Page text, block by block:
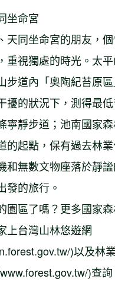
坐命宮
同坐命宮的朋友，個
重視獨處的時光。太
步道內「奧陶紀苔原
擾的狀況下，測得最
寧靜步道；池南國家
的起點，保有過去林
和無數文物座落於靜謐
發的旅行。
區了嗎？更多國家森
上台灣山林悠遊網
)以及林
)查詢